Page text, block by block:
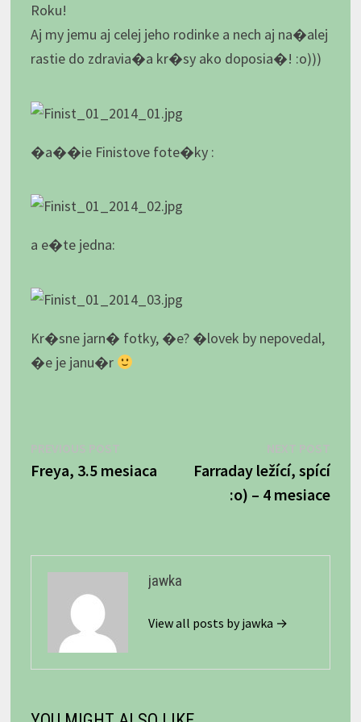
Roku!
Aj my jemu aj celej jeho rodinke a nech aj na�alej
rastie do zdravia�a kr�sy ako doposia�! :o)))
�a��ie Finistove fote�ky :
a e�te jedna:
Kr�sne jarn� fotky, �e? �lovek by nepovedal,
�e je janu�r
v
post:
Freya, 3.5 mesiaca
post:
Farraday ležící, spící
:o) – 4 mesiace
jawka
View all posts by jawka →